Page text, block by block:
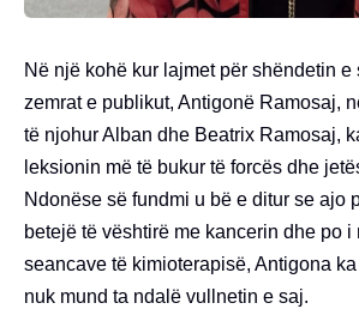
Në një kohë kur lajmet për shëndetin e
zemrat e publikut, Antigonë Ramosaj,
të njohur Alban dhe Beatrix Ramosaj,
leksionin më të bukur të forcës dhe
Ndonëse së fundmi u bë e ditur se ajo
betejë të vështirë me kancerin dhe po i
seancave të kimioterapisë, Antigona
nuk mund ta ndalë vullnetin e saj.